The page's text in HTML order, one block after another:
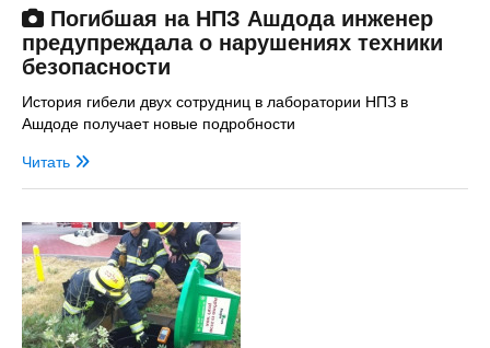
Погибшая на НПЗ Ашдода инженер
предупреждала о нарушениях техники
безопасности
История гибели двух сотрудниц в лаборатории НПЗ в
Ашдоде получает новые подробности
Читать